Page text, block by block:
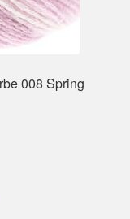
008 Spring